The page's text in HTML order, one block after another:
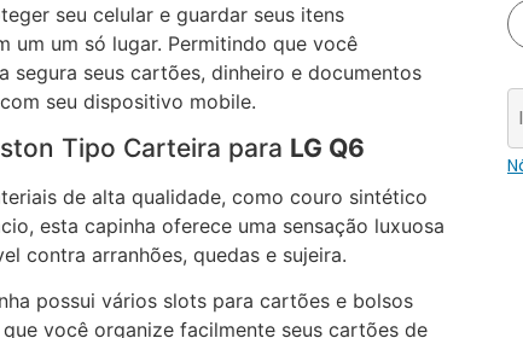
seu celular e guardar seus itens
um um só lugar. Permitindo que você
segura seus cartões, dinheiro e documentos
seu dispositivo mobile.
Tipo Carteira para LG Q6
de alta qualidade, como couro sintético
esta capinha oferece uma sensação luxuosa
contra arranhões, quedas e sujeira.
possui vários slots para cartões e bolsos
você organize facilmente seus cartões de